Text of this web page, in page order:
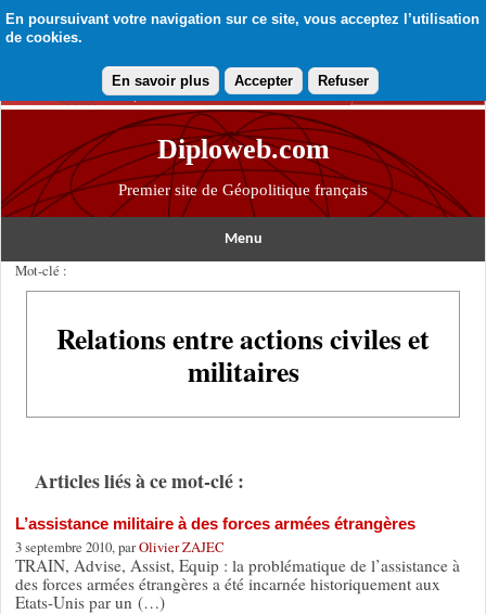
En poursuivant votre navigation sur ce site, vous acceptez l’utilisation
de cookies.
En savoir plus Accepter Refuser
Diploweb.com
Premier site de Géopolitique français
Menu
Mot-clé :
Relations entre actions civiles et
militaires
Articles liés à ce mot-clé :
L’assistance militaire à des forces armées étrangères
3 septembre 2010, parOlivier ZAJEC
TRAIN, Advise, Assist, Equip : la problématique de l’assistance à
des forces armées étrangères a été incarnée historiquement aux
Etats-Unis par un (…)